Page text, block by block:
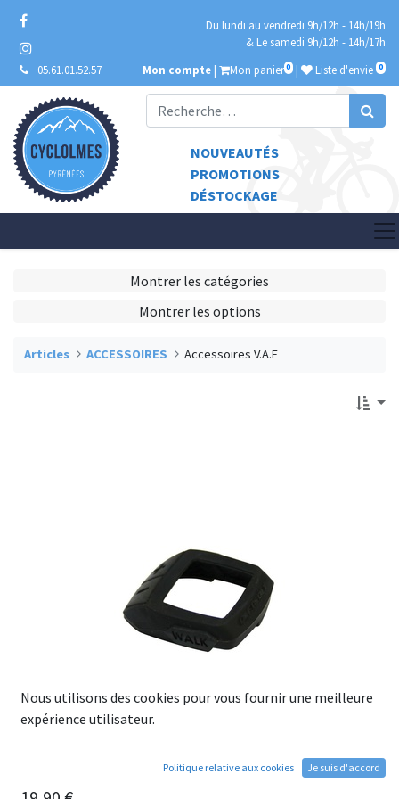
Du lundi au vendredi 9h/12h - 14h/19h
& Le samedi 9h/12h - 14h/17h
05.61.01.52.57
Mon compte | Mon panier 0 | Liste d'envie 0
NOUVEAUTÉS
PROMOTIONS
DÉSTOCKAGE
Montrer les catégories
Montrer les options
Articles ACCESSOIRES Accessoires V.A.E
Coque protectrice pour écran BOSCH Purion
Nous utilisons des cookies pour vous fournir une meilleure
expérience utilisateur.
Politique relative aux cookies Je suis d'accord